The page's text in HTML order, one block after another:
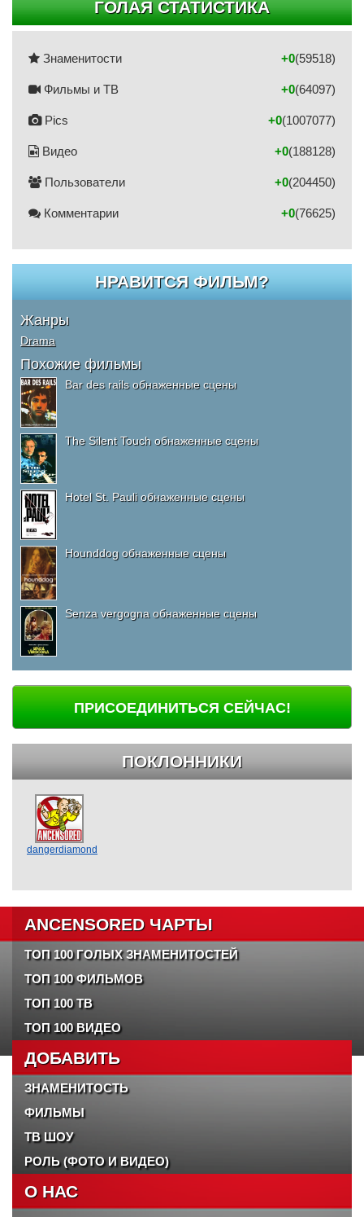
ГОЛАЯ СТАТИСТИКА
Знаменитости (59518)
+0
Фильмы и ТВ (64097)
+0
Pics (1007077)
+0
Видео (188128)
+0
Пользователи (204450)
+0
Комментарии (76625)
+0
НРАВИТСЯ ФИЛЬМ?
Жанры
Drama
Похожие фильмы
Bar des rails обнаженные сцены
The Silent Touch обнаженные сцены
Hotel St. Pauli обнаженные сцены
Hounddog обнаженные сцены
Senza vergogna обнаженные сцены
ПРИСОЕДИНИТЬСЯ СЕЙЧАС!
ПОКЛОННИКИ
dangerdiamond
ANCENSORED ЧАРТЫ
ТОП 100 ГОЛЫХ ЗНАМЕНИТОСТЕЙ
ТОП 100 ФИЛЬМОВ
ТОП 100 ТВ
ТОП 100 ВИДЕО
ДОБАВИТЬ
ЗНАМЕНИТОСТЬ
ФИЛЬМЫ
ТВ ШОУ
РОЛЬ (ФОТО И ВИДЕО)
О НАС